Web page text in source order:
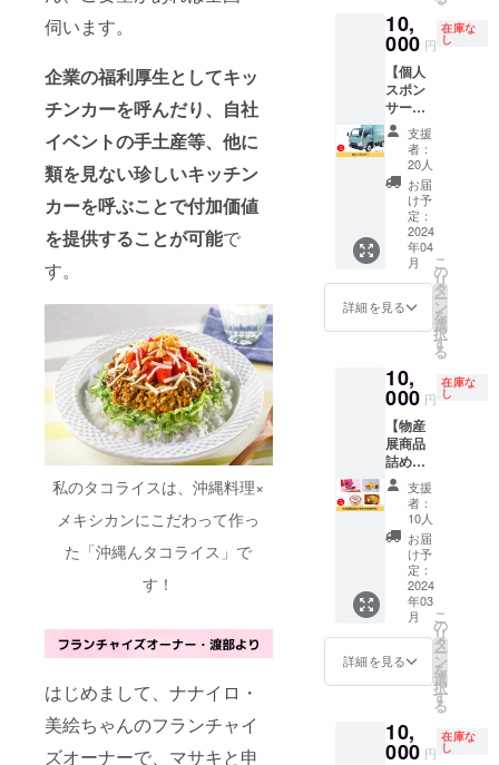
伺います。
企業の福利厚生としてキッ
チンカーを呼んだり、自社
イベントの手土産等、他に
類を見ない珍しいキッチン
カーを呼ぶことで付加価値
を提供することが可能で
す。
私のタコライスは、沖縄料理×
メキシカンにこだわって作っ
た「沖縄んタコライス」で
す！
はじめまして、ナナイロ・
美絵ちゃんのフランチャイ
ズオーナーで、マサキと申
物等の
食品表
示はお
届け商
品のラ
ベルに
表記さ
れま
す。 商
品開封
前には
必ずお
届けの
リター
ンに貼
付され
たラベ
認くだ
さい。
間指定
ご希望
の場合
は、備
考欄に
ご記入
くださ
い。
（午前
中、14-
16時、
16-18
時、18-
20時、
19-21
食品表
示＝ 品
んだ餅
名称：
和生菓
子 原材
料名：
餅粉、
砂糖、
枝豆、
餅米(国
産)、生
餡、食
塩、寒
天／ト
レハ
ロー
素、ク
チナシ
乳化
剤、ソ
ルビン
の場合
は、お
知らせ
を入れ
させて
いただ
きま
す。食
品表示
等は
パッ
ケージ
を必ず
ご確認
いただ
ようお
願いい
食品表
示＝ ビ
アード
パパ
しっと
り濃厚
チーズ
ケーキ
名称：
洋生菓
子 原材
料名：
ナチュ
ラル
チーズ
トラ リ
ア製
造)、 全
芽糖、
砂糖、
ケーキ
・ビ
アード
パパの
リング
ケーキ
２種 ※
送料込
みのお
値段で
す。 ※
仕入れ
の状況
によっ
て内容
変更の
可能性
了承く
ださ
い。そ
の場合
は、お
知らせ
を入れ
させて
いただ
きま
す。食
品表示
等は
パッ
ケージ
ご確認
いただ
願いい
たしま
菓子を
詰め合
わせて
お届け
いたし
ます。
こちら
の商品
は冷凍
便でお
届けい
たしま
す。 ■
内容 ・
ずんだ
餅×各３
・ずん
３ ・い
きなり
団子５
種 ※送
料込み
のお値
段で
す。 ※
仕入れ
の状況
によっ
て内容
変更の
可能性
がござ
います
のでご
の場合
は、お
10,
000 円
在庫な
し
【個人
スポン
サー】
キッチ
ンカー
ナナイ
ロの個
人スポ
ンサー
になれ
る権利
です。
キッチ
ンカー
の運転
席左右
分にあ
なたの
お名前
を掲載
いたし
ます。
みなさ
まのお
名前で
いっぱ
いのパ
ワーあ
ふれる
キッチ
ンカー
にした
いと
ひあな
たのお
支援
者：
20人
お届
け予
定：
2024
年04
月
詳細を見る
こ
の
リ
タ
ー
ン
を
選
択
す
る
10,
000 円
在庫な
し
【物産
展商品
詰め合
わせ
（全国
産）】
物産展
商品か
ら、全
国のご
当地物
産商品
を詰め
合わせ
てお届
しま
す。 ■
支援
者：
10人
お届
け予
定：
2024
年03
月
詳細を見る
こ
の
リ
タ
ー
ン
を
選
択
す
る
10,
000 円
在庫な
し